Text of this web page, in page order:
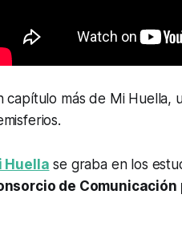
capítulo más de Mi Huella,
Huella se graba en los
de